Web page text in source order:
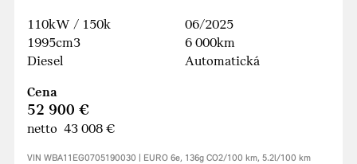
110kW / 150k
1995cm3
Diesel
06/2025
6 000km
Automatická
Cena
52 900 €
netto 43 008 €
VIN WBA11EG0705190030 | EURO 6e, 136g CO2/100 km, 5.2l/100 km